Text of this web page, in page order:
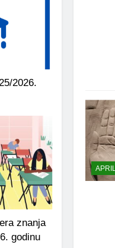
2026.
znanja
godinu